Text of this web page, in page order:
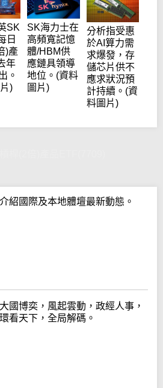
SK
日
)產
年
。
)
SK海力士在
高頻寬記憶
體/HBM供
應鏈具領導
地位。(資料
圖片)
分析指受惠
於AI算力需
求爆發，存
儲芯片供不
應求狀況預
計持續。(資
料圖片)
介紹國際及本地體壇最新動態。
大國博奕，風起雲動，政經人事，
環看天下，全局解碼。